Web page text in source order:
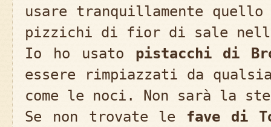
usare tranquillamente quello
pizzichi di fior di sale
Io ho usato pistacchi di
essere rimpiazzati da
come le noci. Non sarà la
Se non trovate le fave di